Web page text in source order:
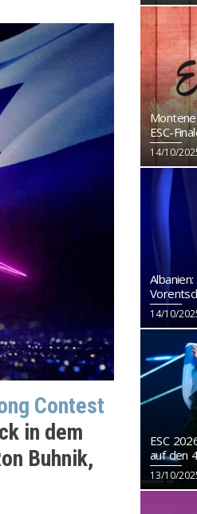
Contest
in dem
Buhnik,
ESC-
14/10/
14/10/
ESC
auf den
13/10/